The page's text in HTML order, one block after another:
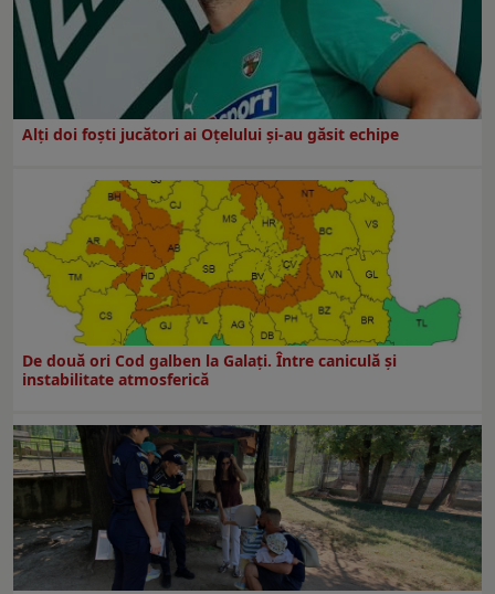
Alți doi foști jucători ai Oțelului și-au găsit echipe
De două ori Cod galben la Galaţi. Între caniculă şi
instabilitate atmosferică